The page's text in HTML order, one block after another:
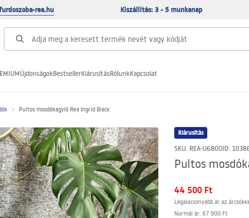
rea.hu Kiszállítás: 3 - 5 munkanap
ÚjdonságokBestsellerKiárusításRólunkKapcsolat
Pultos mosdókagyló Rea Ingrid Black
Kiárusítás
SKU: REA-U6800ID:
Pultos
44 500 Ft
Legalacsonyabb ár az
Normál ár: 67 900 Ft